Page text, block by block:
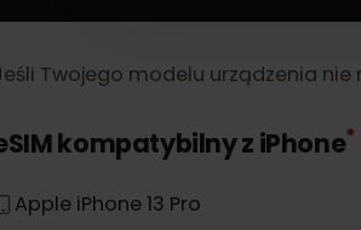
eSIM Devices